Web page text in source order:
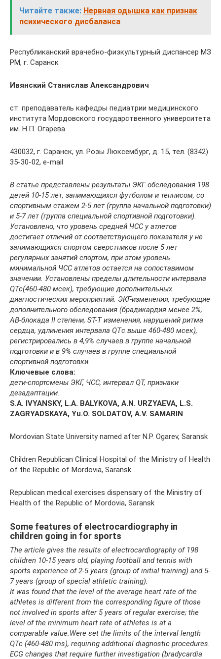
Читайте также: Нервная одышка как признак
психического дисбаланса
Республиканский врачебно-физкультурный диспансер МЗ
РМ, г. Саранск
Ивянский Станислав Александрович
ст. преподаватель кафедры педиатрии медицинского
института Мордовского государственного университета
им. Н.П. Огарева
430032, г. Саранск, ул. Розы Люксембург, д. 15, тел. (8342)
35-30-02, e-mail
В статье представлены результаты ЭКГ обследования 198
детей 10-15 лет, занимающихся футболом и теннисом, со
спортивным стажем 2-5 лет (группа начальной подготовки)
и 5-7 лет (группа специальной спортивной подготовки).
Установлено, что уровень средней ЧСС у атлетов
достигает отличий от соответствующего показателя у не
занимающихся спортом сверстников после 5 лет
регулярных занятий спортом, при этом уровень
минимальной ЧСС атлетов остается на сопоставимом
значении. Установлены пределы длительности интервала
QTc(460-480 мсек), требующие дополнительных
диагностических мероприятий. ЭКГ-изменения, требующие
дополнительного обследования (брадикардия менее 2%,
АВ-блокада II степени, ST-T изменения, нарушений ритма
сердца, удлинения интервала QTс выше 460-480 мсек),
регистрировались в 4,9% случаев в группе начальной
подготовки и в 9% случаев в группе специальной
спортивной подготовки.
Ключевые слова:
дети-спортсмены ЭКГ, ЧСС, интервал QT, признаки
дезадаптации.
S.A. IVYANSKY, L.A. BALYKOVA, A.N. URZYAEVA, L.S.
ZAGRYADSKAYA, Yu.O. SOLDATOV, A.V. SAMARIN
Mordovian State University named after N.P. Ogarev, Saransk
Children Republican Clinical Hospital of the Ministry of Health
of the Republic of Mordovia, Saransk
Republican medical exercises dispensary of the Ministry of
Health of the Republic of Mordovia, Saransk
Some features of electrocardiography in
children going in for sports
The article gives the results of electrocardiography of 198
children 10-15 years old, playing football and tennis with
sports experience of 2-5 years (group of initial training) and 5-
7 years (group of special athletic training).
It was found that the level of the average heart rate of the
athletes is different from the corresponding figure of those
not involved in sports after 5 years of regular exercise; the
level of the minimum heart rate of athletes is at a
comparable value. Were set the limits of the interval length
QTc (460-480 ms), requiring additional diagnostic procedures.
ECG changes that require further investigation (bradycardia